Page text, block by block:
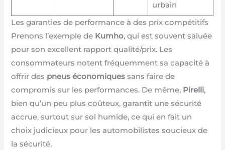
urbain
Les garanties de performance à des prix compétitifs
Prenons l’exemple de Kumho, qui est souvent saluée
pour son excellent rapport qualité/prix. Les
consommateurs notent fréquemment sa capacité à
offrir des pneus économiques sans faire de
compromis sur les performances. De même, Pirelli,
bien qu’un peu plus coûteux, garantit une sécurité
accrue, surtout sur sol humide, ce qui en fait un
choix judicieux pour les automobilistes soucieux de
la sécurité.